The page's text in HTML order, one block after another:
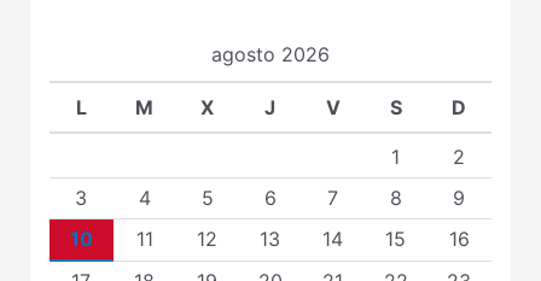
agosto 2026
L M X J V S D
1
2
3
4 5 6 7 8
9
10
11 12 13 14 15
16